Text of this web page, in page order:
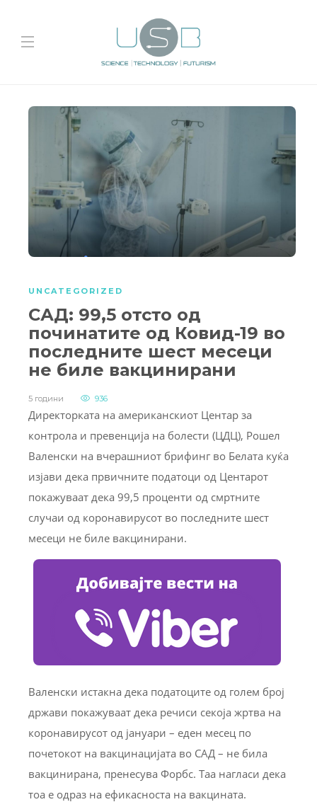
UNCATEGORIZED
САД: 99,5 отсто од
починатите од Ковид-19 во
последните шест месеци
не биле вакцинирани
5 години 936
Директорката на американскиот Центар за
контрола и превенција на болести (ЦДЦ), Рошел
Валенски на вчерашниот брифинг во Белата куќа
изјави дека првичните податоци од Центарот
покажуваат дека 99,5 проценти од смртните
случаи од коронавирусот во последните шест
месеци не биле вакцинирани.
Валенски истакна дека податоците од голем број
држави покажуваат дека речиси секоја жртва на
коронавирусот од јануари – еден месец по
почетокот на вакцинацијата во САД – не била
вакцинирана, пренесува Форбс. Таа нагласи дека
тоа е одраз на ефикасноста на вакцината.